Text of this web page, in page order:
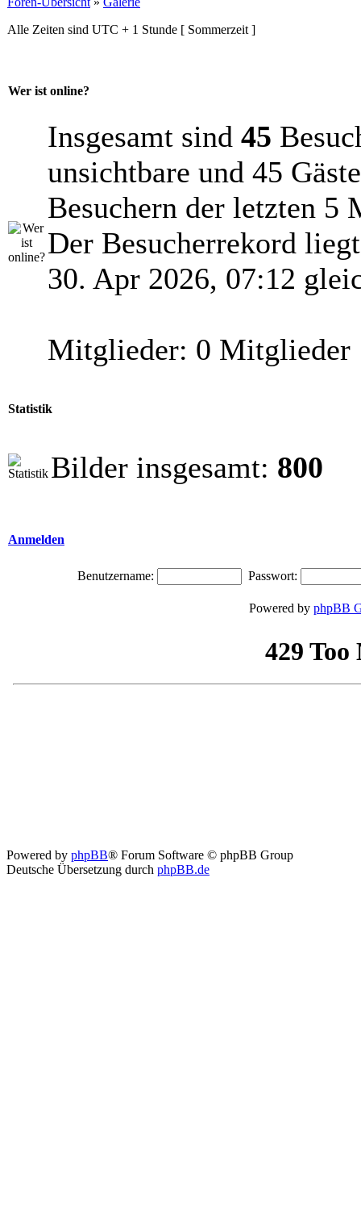
Alle Zeiten sind UTC + 1 Stunde [ Sommerzeit ]
Wer ist online?
Insgesamt sind 45
unsichtbare und 45
Besuchern der letzten 5
Der Besucherrekord
30. Apr 2026, 07:12
Mitglieder: 0 Mitglieder
Statistik
Bilder insgesamt: 800
Anmelden
Benutzername: Passwort:
Powered by phpBB
Powered by phpBB® Forum Software © phpBB Group
Deutsche Übersetzung durch phpBB.de